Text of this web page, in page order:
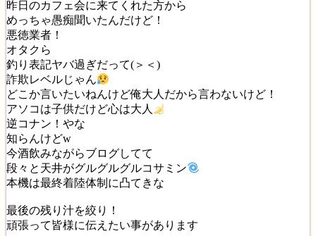
昨日のカフェ会に来てくれた方から
めっちゃ愚痴聞いたんだけど！
悪徳業者！
オタクら
釣り表記ヤバ過ぎだって(＞＜)
詐欺レベルじゃん
どこか言いたいねんけど俺大人だから言わないけど！
アソコは子供だけど心は大人
逆コナン！やな
知らんけどw
今酒飲みながらブログしてて
段々と天井がグルグルグルコサミン
本機は最終着陸体制に凸てきな
最後の残り汁を絞り！
頑張って皆様に伝えたい事があります